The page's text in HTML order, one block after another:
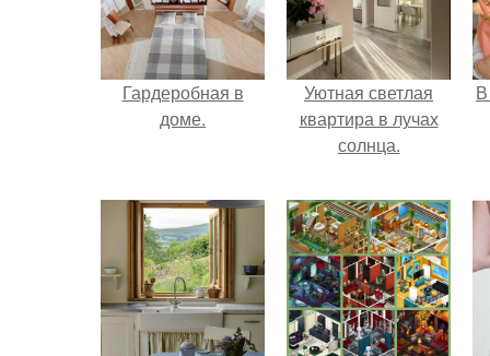
Гардеробная в
доме.
Уютная светлая
квартира в лучах
солнца.